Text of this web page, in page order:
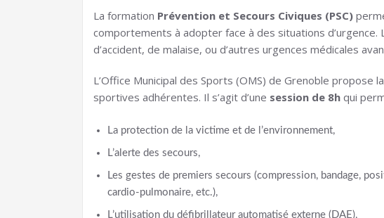
La formation Prévention et Secours Civiques (PSC)
comportements à adopter face à des situations
d’accident, de malaise, ou d’autres urgences médicales
L’Office Municipal des Sports (OMS) de Grenoble propose
sportives adhérentes. Il s’agit d’une session de 8h qui
La protection de la victime et de l’environnement,
L’alerte des secours,
Les gestes de premiers secours (compression, bandage,
cardio-pulmonaire, etc.),
L’utilisation du défibrillateur automatisé externe (DAE),